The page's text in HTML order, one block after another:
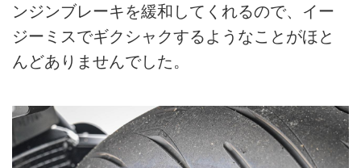
ンジンブレーキを緩和してくれるので、イー
ジーミスでギクシャクするようなことがほと
んどありませんでした。